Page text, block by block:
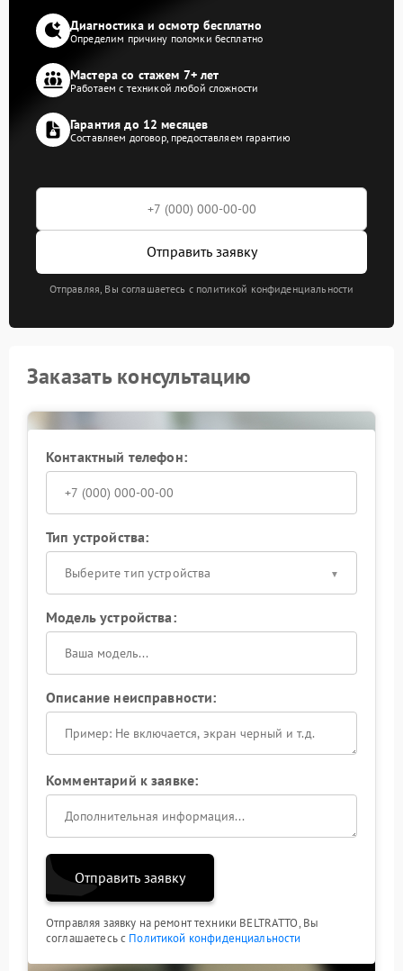
Диагностика и осмотр бесплатно
Определим причину поломки бесплатно
Мастера со стажем 7+ лет
Работаем с техникой любой сложности
Гарантия до 12 месяцев
Составляем договор, предоставляем гарантию
Отправить заявку
Отправляя, Вы соглашаетесь с политикой конфиденциальности
Заказать консультацию
Контактный телефон:
Тип устройства:
Выберите тип устройства
Модель устройства:
Описание неисправности:
Комментарий к заявке:
Отправить заявку
Отправляя заявку на ремонт техники BELTRATTO, Вы
соглашаетесь с Политикой конфиденциальности